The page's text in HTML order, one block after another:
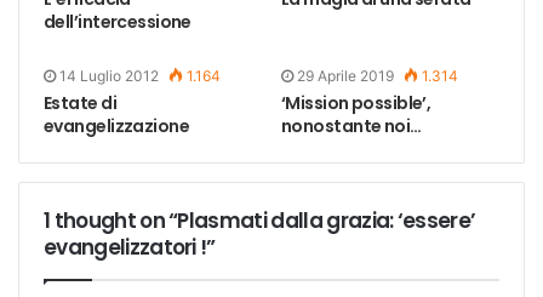
dell’intercessione
14 Luglio 2012 1.164
Estate di
evangelizzazione
29 Aprile 2019 1.314
‘Mission possible’,
nonostante noi…
1 thought on “Plasmati dalla grazia: ‘essere’
evangelizzatori !”